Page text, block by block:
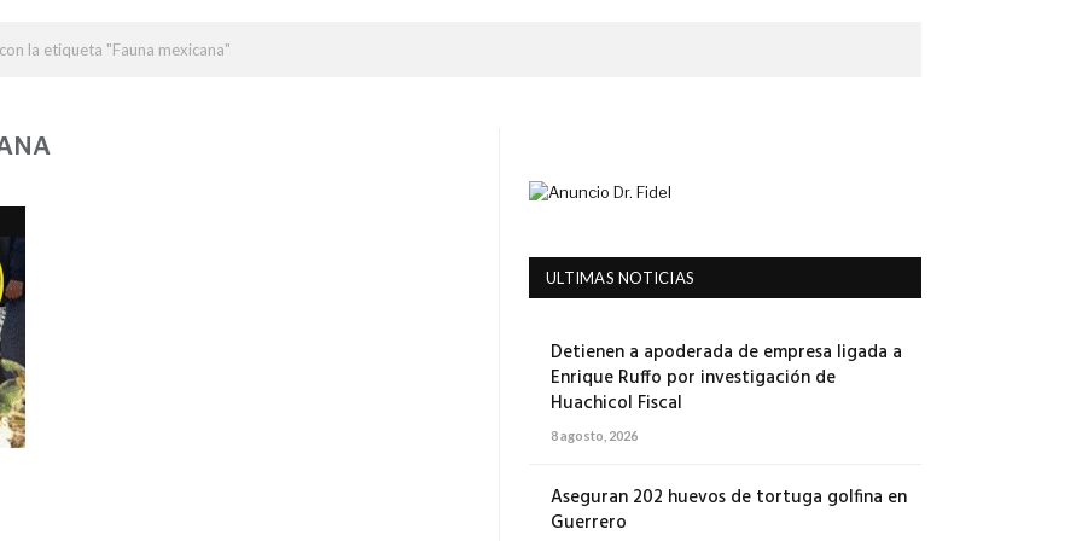
la etiqueta "Fauna mexicana"
ULTIMAS NOTICIAS
Detienen a apoderada de empresa ligada a
Enrique Ruffo por investigación de
Huachicol Fiscal
8 agosto, 2026
Aseguran 202 huevos de tortuga golfina en
Guerrero